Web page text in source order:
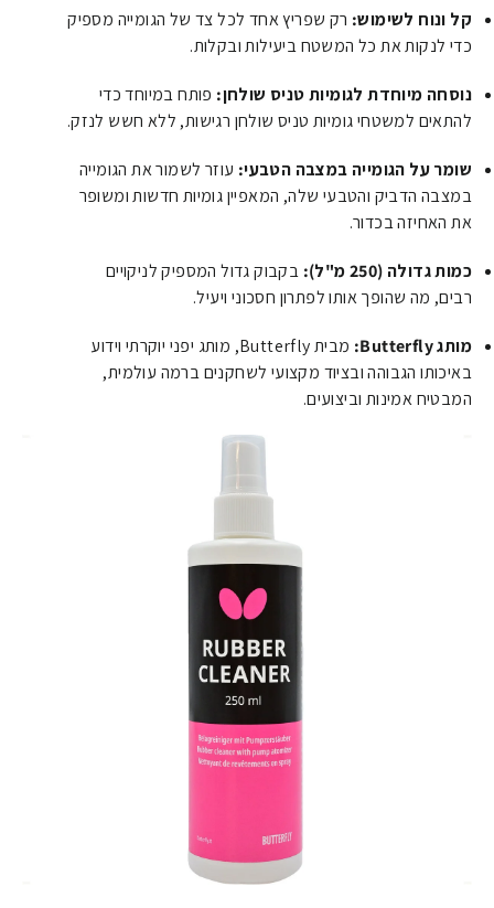
קל ונוח לשימוש: רק שפריץ אחד לכל צד של הגומייה מספיק
כדי לנקות את כל המשטח ביעילות ובקלות.
נוסחה מיוחדת לגומיות טניס שולחן: פותח במיוחד כדי
להתאים למשטחי גומיות טניס שולחן רגישות, ללא חשש לנזק.
שומר על הגומייה במצבה הטבעי: עוזר לשמור את הגומייה
במצבה הדביק והטבעי שלה, המאפיין גומיות חדשות ומשופר
את האחיזה בכדור.
כמות גדולה (250 מ"ל):
בקבוק גדול המספיק לניקויים
רבים, מה שהופך אותו לפתרון חסכוני ויעיל.
מותג Butterfly:
מבית Butterfly, מותג יפני יוקרתי וידוע
באיכותו הגבוהה ובציוד מקצועי לשחקנים ברמה עולמית,
המבטיח אמינות וביצועים.